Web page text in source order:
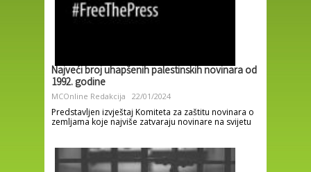
Najveći broj uhapšenih palestinskih novinara od
1992. godine
MCOnline Redakcija 22/01/2024
Predstavljen izvještaj Komiteta za zaštitu novinara o
zemljama koje najviše zatvaraju novinare na svijetu